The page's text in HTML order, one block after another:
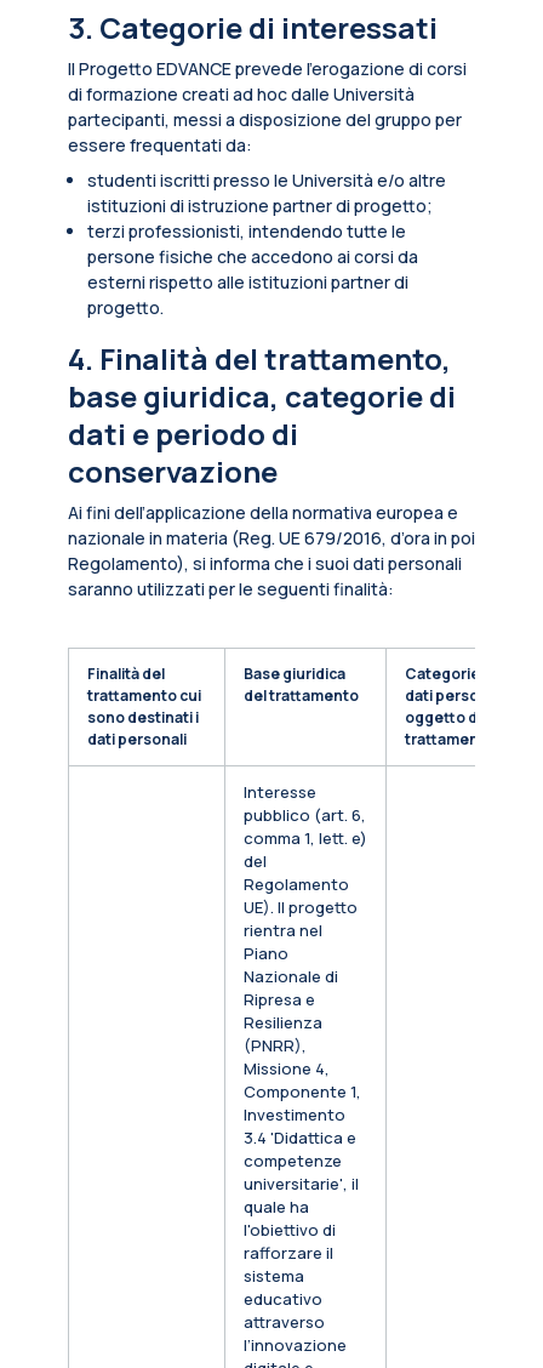
3. Categorie di interessati
Il Progetto EDVANCE prevede l’erogazione di corsi
di formazione creati ad hoc dalle Università
partecipanti, messi a disposizione del gruppo per
essere frequentati da:
studenti iscritti presso le Università e/o altre
istituzioni di istruzione partner di progetto;
terzi professionisti, intendendo tutte le
persone fisiche che accedono ai corsi da
esterni rispetto alle istituzioni partner di
progetto.
4. Finalità del trattamento,
base giuridica, categorie di
dati e periodo di
conservazione
Ai fini dell’applicazione della normativa europea e
nazionale in materia (Reg. UE 679/2016, d’ora in poi
Regolamento), si informa che i suoi dati personali
saranno utilizzati per le seguenti finalità:
Finalità del
trattamento cui
sono destinati i
dati personali
Base giuridica
del trattamento
Categorie di
dati personali
oggetto di
trattamento
Interesse
pubblico (art. 6,
comma 1, lett. e)
del
Regolamento
UE). Il progetto
rientra nel
Piano
Nazionale di
Ripresa e
Resilienza
(PNRR),
Missione 4,
Componente 1,
Investimento
3.4 'Didattica e
competenze
universitarie', il
quale ha
l'obiettivo di
rafforzare il
sistema
educativo
attraverso
l’innovazione